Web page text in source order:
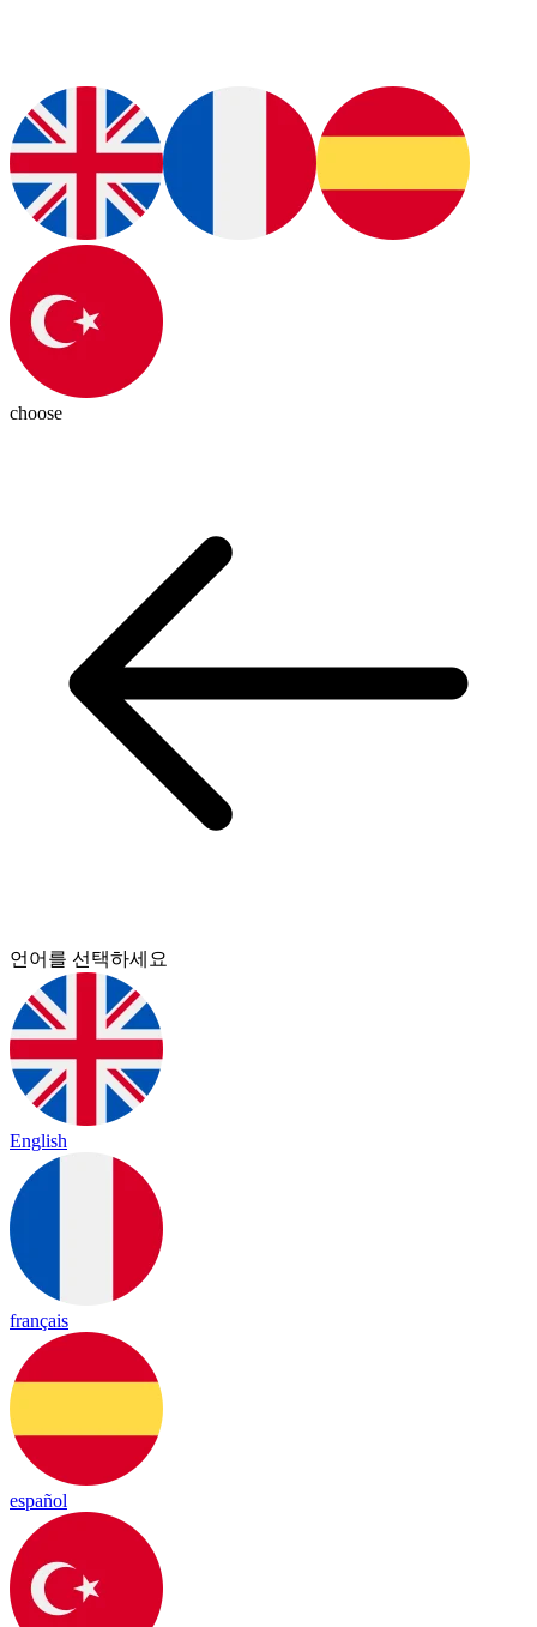
choose
언어를 선택하세요
English
français
español